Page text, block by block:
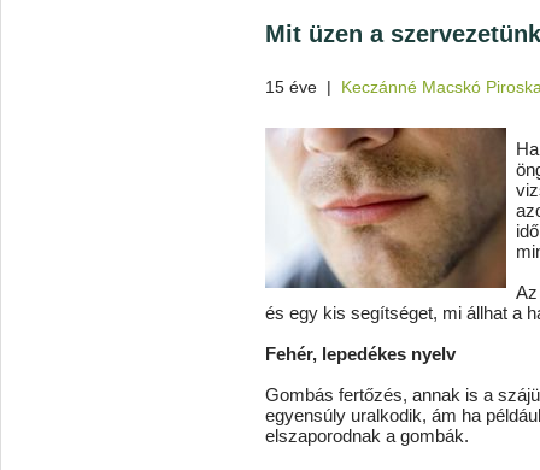
Mit üzen a
15 éve | Keczánné Macskó
Az
és egy kis segítséget, mi állhat a
Fehér, lepedékes nyelv
Gombás fertőzés, annak is a
egyensúly uralkodik, ám ha
elszaporodnak a gombák.